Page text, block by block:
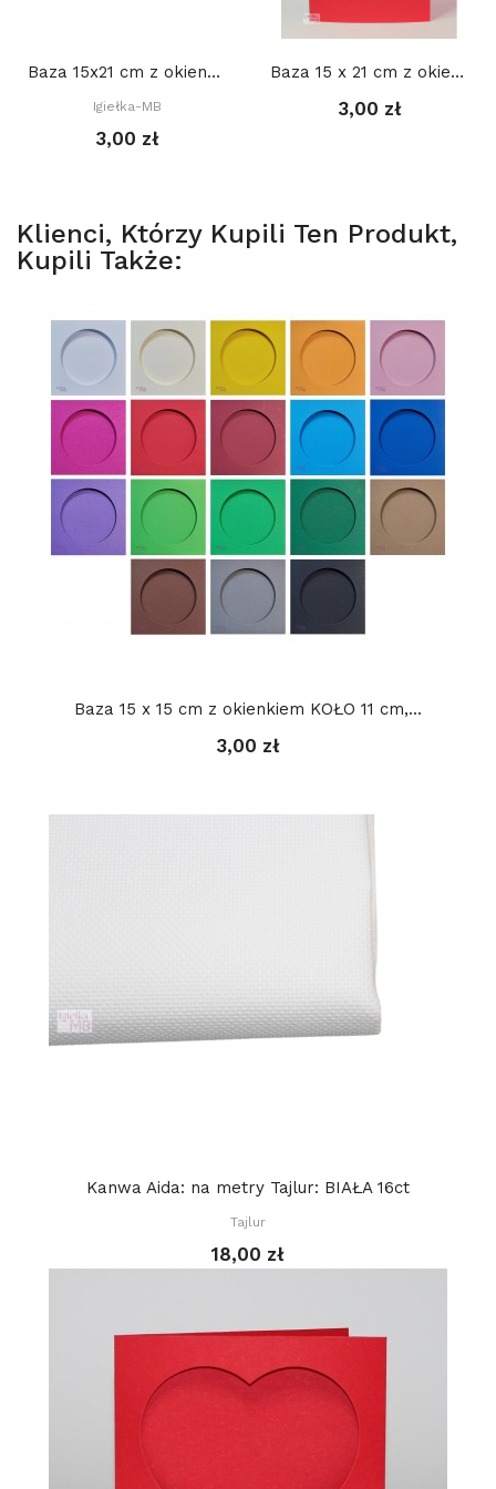
Baza 15x21 cm z okienkiem OWAL 9,5 x 12 cm,...
Igiełka-MB
3,00 zł
Baza 15 x 21 cm z okienkiem SERCE 12 x 12 cm,...
3,00 zł
Klienci, Którzy Kupili Ten Produkt,
Kupili Także:
Baza 15 x 15 cm z okienkiem KOŁO 11 cm,...
3,00 zł
Kanwa Aida: na metry Tajlur: BIAŁA 16ct
Tajlur
18,00 zł